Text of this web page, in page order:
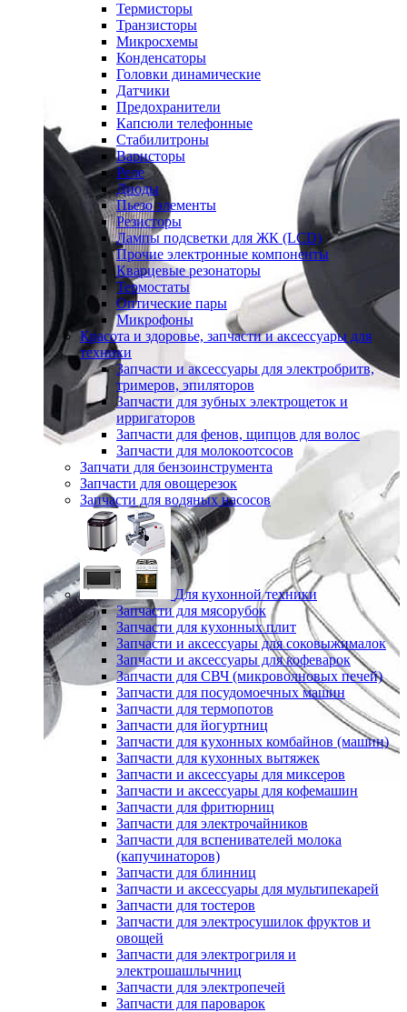
Термисторы
Транзисторы
Микросхемы
Конденсаторы
Головки динамические
Датчики
Предохранители
Капсюли телефонные
Стабилитроны
Варисторы
Реле
Диоды
Пьезо элементы
Резисторы
Лампы подсветки для ЖК (LCD)
Прочие электронные компоненты
Кварцевые резонаторы
Термостаты
Оптические пары
Микрофоны
Красота и здоровье, запчасти и аксессуары для
техники
Запчасти и аксессуары для электробритв,
тримеров, эпиляторов
Запчасти для зубных электрощеток и
ирригаторов
Запчасти для фенов, щипцов для волос
Запчасти для молокоотсосов
Запчати для бензоинструмента
Запчасти для овощерезок
Запчасти для водяных насосов
Для кухонной техники
Запчасти для мясорубок
Запчасти для кухонных плит
Запчасти и аксессуары для соковыжималок
Запчасти и аксессуары для кофеварок
Запчасти для СВЧ (микроволновых печей)
Запчасти для посудомоечных машин
Запчасти для термопотов
Запчасти для йогуртниц
Запчасти для кухонных комбайнов (машин)
Запчасти для кухонных вытяжек
Запчасти и аксессуары для миксеров
Запчасти и аксессуары для кофемашин
Запчасти для фритюрниц
Запчасти для электрочайников
Запчасти для вспенивателей молока
(капучинаторов)
Запчасти для блинниц
Запчасти и аксессуары для мультипекарей
Запчасти для тостеров
Запчасти для электросушилок фруктов и
овощей
Запчасти для электрогриля и
электрошашлычниц
Запчасти для электропечей
Запчасти для пароварок